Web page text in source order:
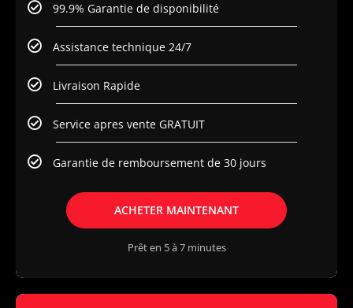
99.9% Garantie de disponibilité
Assistance technique 24/7
Livraison Rapide
Service apres vente GRATUIT
Garantie de remboursement de 30 jours
ACHETER MAINTENANT
Prêt en 5 à 7 minutes